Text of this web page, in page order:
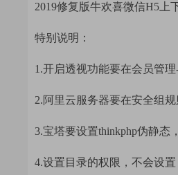
2019修复版牛欢喜微信H5上
特别说明：
1.开启透视功能要在会员管
2.阿里云服务器要在安全组
3.宝塔要设置thinkphp伪静态
4.设置目录的权限，不会设